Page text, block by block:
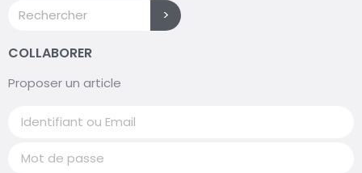
>
COLLABORER
Proposer un article